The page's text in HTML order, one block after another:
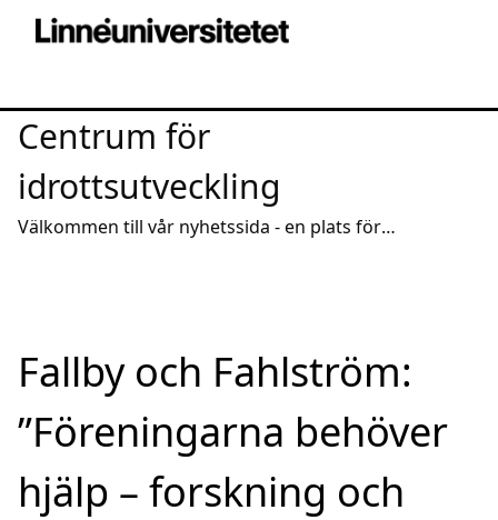
Centrum för
idrottsutveckling
Välkommen till vår nyhetssida - en plats för
Fallby och Fahlström:
”Föreningarna behöver
hjälp – forskning och